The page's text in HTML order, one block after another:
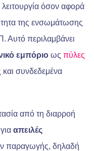
όσον αφορά
της ενσωμάτωσης
Αυτό περιλαμβάνει
εμπόριο ως πύλες
συνδεδεμένα
από τη διαρροή
απειλές
παραγωγής, δηλαδή